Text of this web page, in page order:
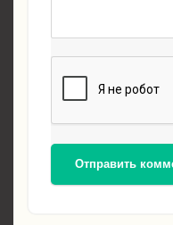
Отправить